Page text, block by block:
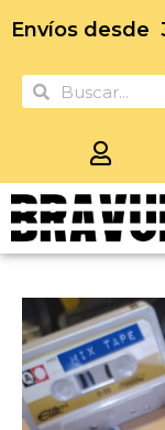
Envíos desde